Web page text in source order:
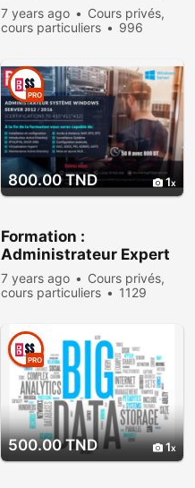
7 years ago
Cours privés,
cours particuliers
996
800.00 TND 1
PRO
Formation :
Administrateur Expert
Windows Server 2012
7 years ago
Cours privés,
cours particuliers
1129
500.00 TND 1
PRO